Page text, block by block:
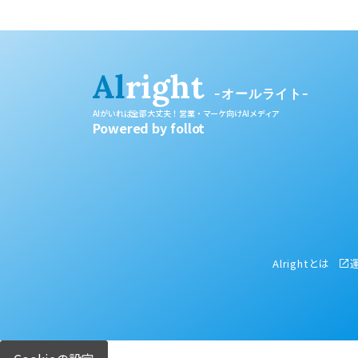
Alright-オールライト-
AIがいれば全部大丈夫！営業・マーケ向けAIメディア
Powered by follot
Alrightとは